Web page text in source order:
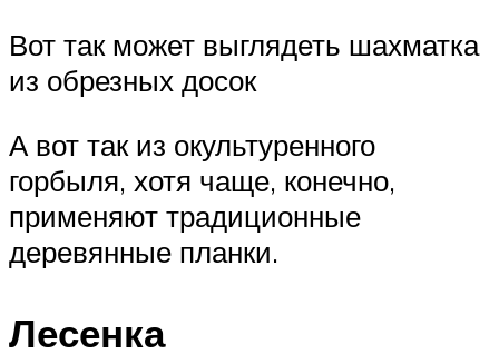
Вот так может выглядеть шахматка
из обрезных досок
А вот так из окультуренного
горбыля, хотя чаще, конечно,
применяют традиционные
деревянные планки.
Лесенка